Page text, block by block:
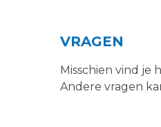
VRAGEN
Misschien vind je
Andere vragen